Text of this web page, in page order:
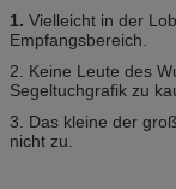
1. Vielleicht in der
Empfangsbereich.
2. Keine Leute des
Segeltuchgrafik zu
3. Das kleine der
nicht zu.